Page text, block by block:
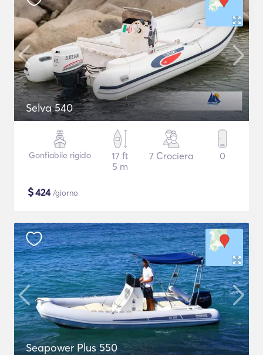
Selva 540
Gonfiabile rigido
17 ft
5 m
7 Crociera 0
$424/giorno
Seapower Plus 550